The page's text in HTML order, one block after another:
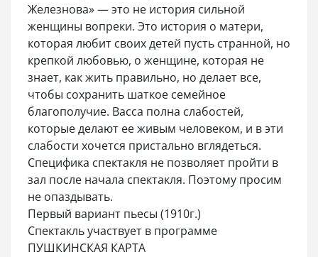
Железнова» — это не история сильной
женщины вопреки. Это история о матери,
которая любит своих детей пусть странной, но
крепкой любовью, о женщине, которая не
знает, как жить правильно, но делает все,
чтобы сохранить шаткое семейное
благополучие. Васса полна слабостей,
которые делают ее живым человеком, и в эти
слабости хочется пристально вглядеться.
Специфика спектакля не позволяет пройти в
зал после начала спектакля. Поэтому просим
не опаздывать.
Первый вариант пьесы (1910г.)
Спектакль участвует в программе
ПУШКИНСКАЯ КАРТА